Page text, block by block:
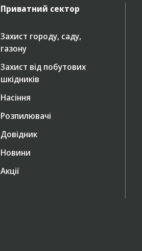
Приватний сектор
Захист городу, саду,
газону
Захист від побутових
шкідників
Насіння
Розпилювачі
Довідник
Новини
Акції